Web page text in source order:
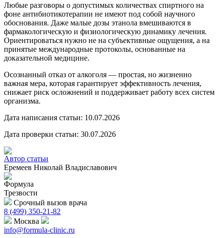
Любые разговоры о допустимых количествах спиртного на
фоне антибиотикотерапии не имеют под собой научного
обоснования. Даже малые дозы этанола вмешиваются в
фармакологическую и физиологическую динамику лечения.
Ориентироваться нужно не на субъективные ощущения, а на
принятые международные протоколы, основанные на
доказательной медицине.
Осознанный отказ от алкоголя — простая, но жизненно
важная мера, которая гарантирует эффективность лечения,
снижает риск осложнений и поддерживает работу всех систем
организма.
Дата написания статьи: 10.07.2026
Дата проверки статьи: 30.07.2026
Автор статьи
Еремеев Николай Владиславович
Формула
Трезвости
Срочный вызов врача
8 (499) 350-21-82
Москва
info@formula-clinic.ru